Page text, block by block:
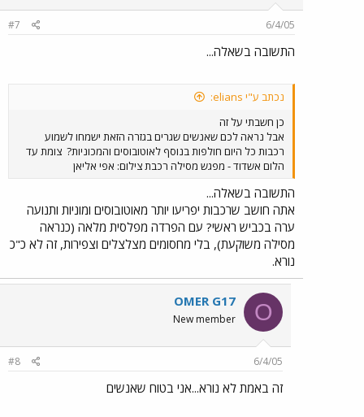
6/4/05
#7
התשובה בשאלה...
נכתב ע"י elians:
כן חשבתי על זה
אבל נראה לכם שאנשים שגרים בגזרה הזאת ישמחו לשמוע
רכבות כל היום חולפות בנוסף לאוטובוסים והמכוניות? צומת עד
הלום אשדוד - מפגש מסילה רכבת צילום: אפי אליאן
התשובה בשאלה...
אתה חושב שרכבות יפריעו יותר מאוטובוסים ומוניות ותנועה
ערה בכביש ראשי? עם הפרדה מפלסית מלאה (כנראה
מסילה משוקעת), בלי מחסומים מצלצלים וצפירות, זה לא כ"כ
נורא.
O
OMER G17
New member
6/4/05
#8
זה באמת לא נורא...אני בטוח שאנשים